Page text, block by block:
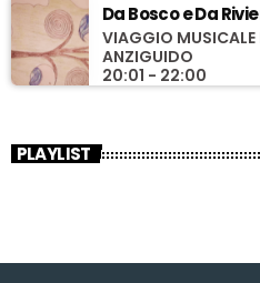
Da Bosco e Da
VIAGGIO MUSICALE
ANZIGUIDO
20:01 - 22:00
PLAYLIST